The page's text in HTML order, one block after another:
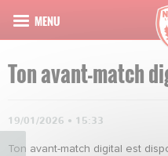
Ton avant-match
19/01/2026 • 15:33
Ton avant-match digital est